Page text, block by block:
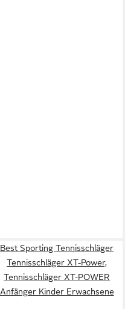
Best Sporting Tennisschläger
Tennisschläger XT-Power,
Tennisschläger XT-POWER
Anfänger Kinder Erwachsene